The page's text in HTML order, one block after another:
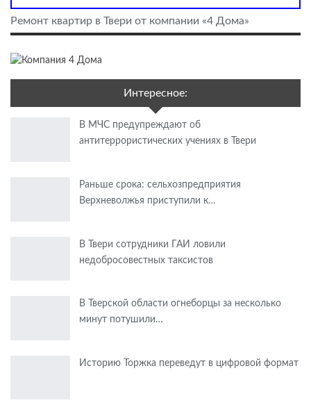
Ремонт квартир в Твери от компании «4 Дома»
Интересное:
В МЧС предупреждают об
антитеррористических учениях в Твери
Раньше срока: сельхозпредприятия
Верхневолжья приступили к…
В Твери сотрудники ГАИ ловили
недобросовестных таксистов
В Тверской области огнеборцы за несколько
минут потушили…
Историю Торжка переведут в цифровой формат